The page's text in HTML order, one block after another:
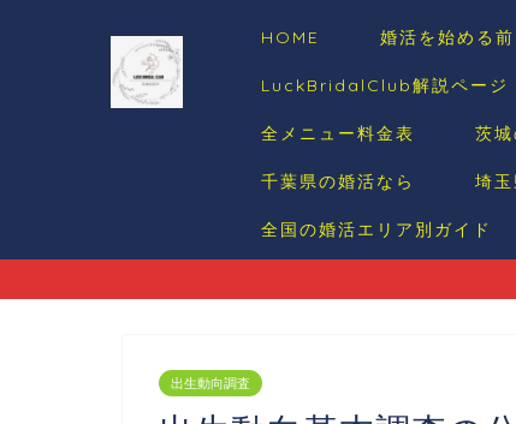
HOME 婚活を始める
LuckBridalClub解説ページ
全メニュー料金表 茨
千葉県の婚活なら 埼
全国の婚活エリア別ガイド
出生動向調査